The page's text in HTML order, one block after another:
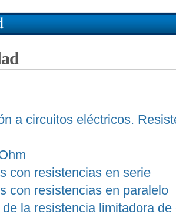
a circuitos eléctricos.
con resistencias en serie
con resistencias en paralelo
la resistencia limitadora